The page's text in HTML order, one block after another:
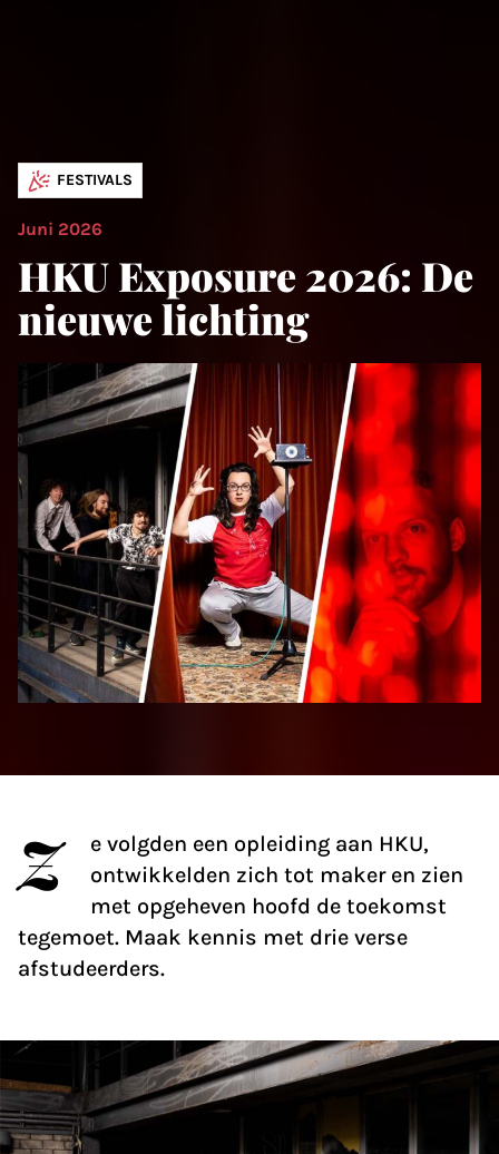
FESTIVALS
Juni 2026
HKU Exposure 2026: De
nieuwe lichting
Z
e volgden een opleiding aan HKU,
ontwikkelden zich tot maker en zien
met opgeheven hoofd de toekomst
tegemoet. Maak kennis met drie verse
afstudeerders.